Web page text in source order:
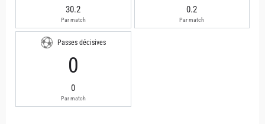
30.2
Par match
0.2
Par match
Passes décisives
0
0
Par match